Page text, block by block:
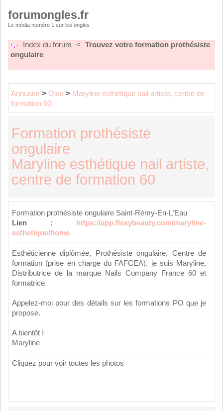
forumongles.fr
Le média numéro 1 sur les ongles
Index du forum <
Trouvez votre formation prothésiste
ongulaire
Annuaire > Oise > Maryline esthétique nail artiste, centre de
formation 60
Formation prothésiste
ongulaire
Maryline esthétique nail artiste,
centre de formation 60
Formation prothésiste ongulaire Saint-Rémy-En-L'Eau
Lien :
https://app.flexybeauty.com/maryline-
esthetique/home
Esthéticienne diplômée, Prothésiste ongulaire, Centre de
formation (prise en charge du FAFCEA), je suis Maryline,
Distributrice de la marque Nails Company France 60 et
formatrice.
Appelez-moi pour des détails sur les formations PO que je
propose.
A bientôt !
Maryline
Cliquez pour voir toutes les photos